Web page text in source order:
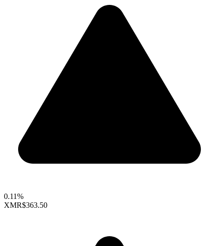
0.11%
XMR$363.50